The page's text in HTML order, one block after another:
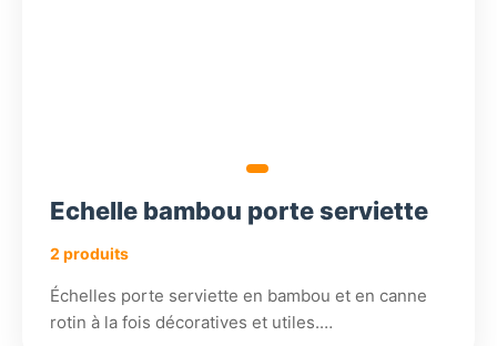
Echelle bambou porte serviette
2 produits
Échelles porte serviette en bambou et en canne
rotin à la fois décoratives et utiles.…